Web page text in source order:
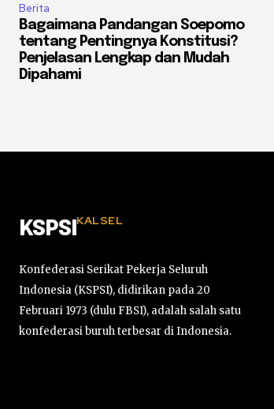
Berita
Bagaimana Pandangan Soepomo
tentang Pentingnya Konstitusi?
Penjelasan Lengkap dan Mudah
Dipahami
KSPSI KALSEL
Konfederasi Serikat Pekerja Seluruh
Indonesia (KSPSI), didirikan pada 20
Februari 1973 (dulu FBSI), adalah salah satu
konfederasi buruh terbesar di Indonesia.